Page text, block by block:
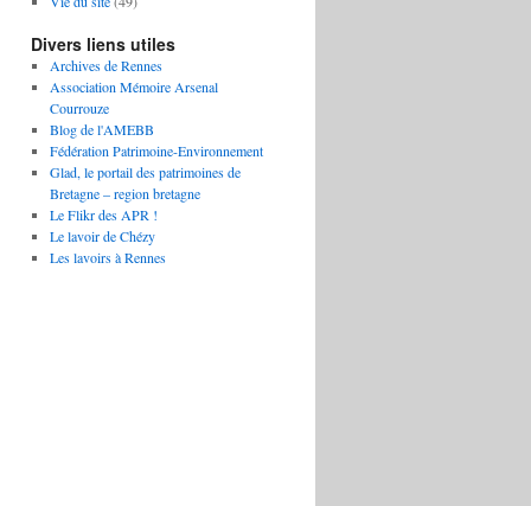
Divers liens utiles
Archives de Rennes
Association Mémoire Arsenal
Courrouze
Blog de l'AMEBB
Fédération Patrimoine-Environnement
Glad, le portail des patrimoines de
Bretagne – region bretagne
Le Flikr des APR !
Le lavoir de Chézy
Les lavoirs à Rennes